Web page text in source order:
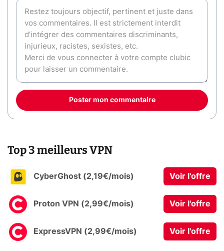
Poster mon commentaire
Top 3 meilleurs VPN
CyberGhost (2,19€/mois) Voir l'offre
Proton VPN (2,99€/mois) Voir l'offre
ExpressVPN (2,99€/mois) Voir l'offre